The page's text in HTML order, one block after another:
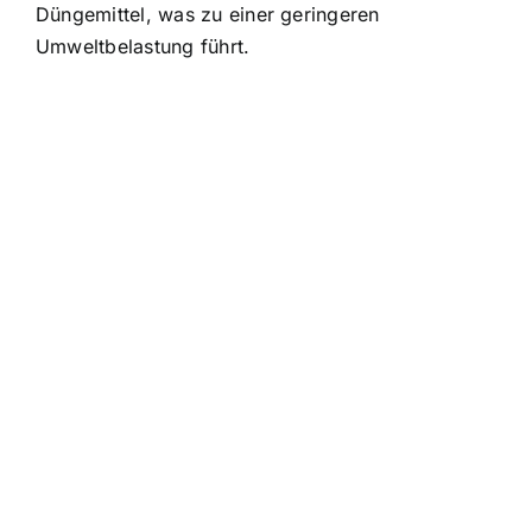
Düngemittel, was zu einer geringeren
Umweltbelastung führt.